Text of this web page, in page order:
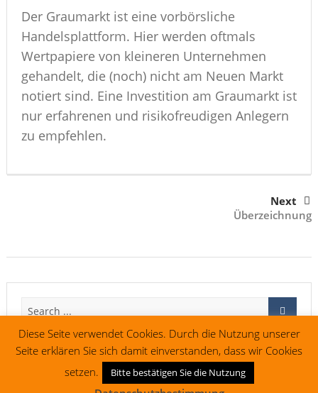
Der Graumarkt ist eine vorbörsliche
Handelsplattform. Hier werden oftmals
Wertpapiere von kleineren Unternehmen
gehandelt, die (noch) nicht am Neuen Markt
notiert sind. Eine Investition am Graumarkt ist
nur erfahrenen und risikofreudigen Anlegern
zu empfehlen.
Next
Überzeichnung
Impressum Vertrag widerrufen
Diese Seite verwendet Cookies. Durch die Nutzung unserer
Seite erklären Sie sich damit einverstanden, dass wir Cookies
setzen.
Bitte bestätigen Sie die Nutzung